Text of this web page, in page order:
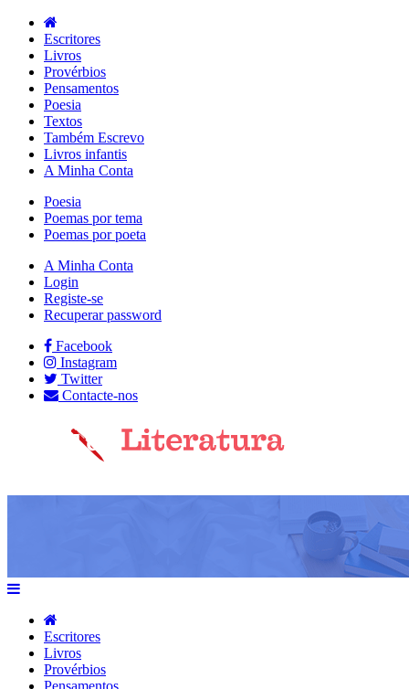
Escritores
Livros
Provérbios
Pensamentos
Poesia
Textos
Também Escrevo
Livros infantis
A Minha Conta
Poesia
Poemas por tema
Poemas por poeta
A Minha Conta
Login
Registe-se
Recuperar password
Facebook
Instagram
Twitter
Contacte-nos
Escritores
Livros
Provérbios
Pensamentos